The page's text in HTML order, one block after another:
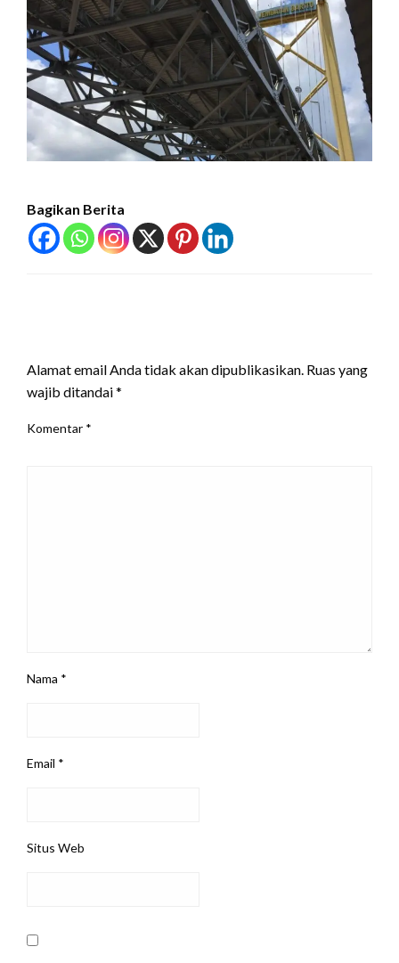
Bagikan Berita
Alamat email Anda tidak akan dipublikasikan. Ruas yang
wajib ditandai*
Komentar *
Nama *
Email *
Situs Web